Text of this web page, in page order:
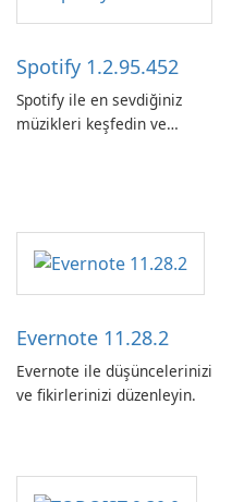
Spotify 1.2.95.452
Spotify ile en sevdiğiniz
müzikleri keşfedin ve
Evernote 11.28.2
Evernote ile düşüncelerinizi
ve fikirlerinizi düzenleyin.